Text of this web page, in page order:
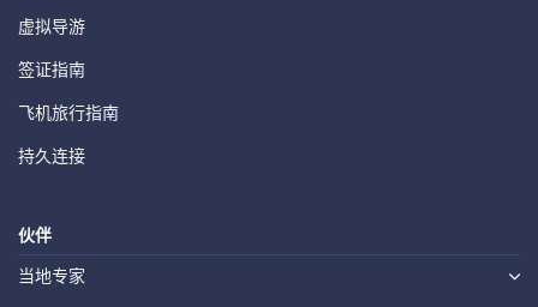
虚拟导游
签证指南
飞机旅行指南
持久连接
伙伴
当地专家